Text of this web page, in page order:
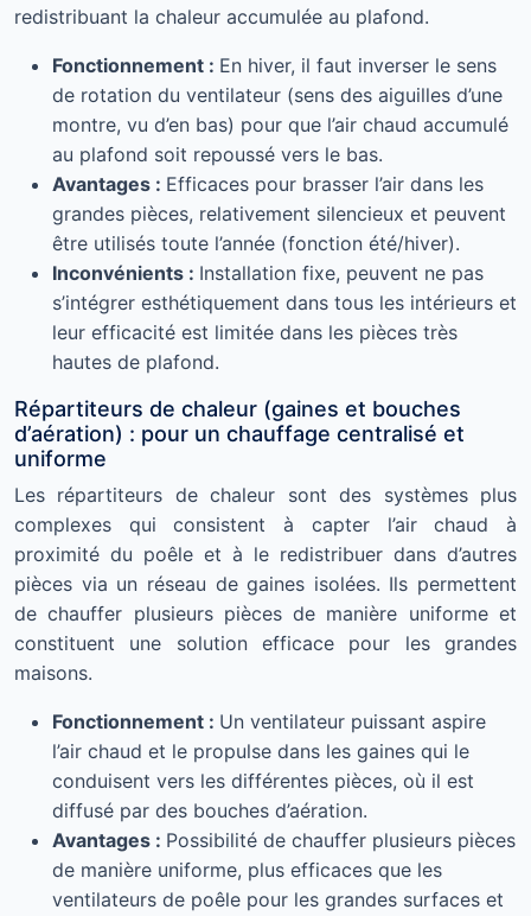
redistribuant la chaleur accumulée au plafond.
Fonctionnement : En hiver, il faut inverser le sens
de rotation du ventilateur (sens des aiguilles d’une
montre, vu d’en bas) pour que l’air chaud accumulé
au plafond soit repoussé vers le bas.
Avantages : Efficaces pour brasser l’air dans les
grandes pièces, relativement silencieux et peuvent
être utilisés toute l’année (fonction été/hiver).
Inconvénients : Installation fixe, peuvent ne pas
s’intégrer esthétiquement dans tous les intérieurs et
leur efficacité est limitée dans les pièces très
hautes de plafond.
Répartiteurs de chaleur (gaines et bouches
d’aération) : pour un chauffage centralisé et
uniforme
Les répartiteurs de chaleur sont des systèmes plus
complexes qui consistent à capter l’air chaud à
proximité du poêle et à le redistribuer dans d’autres
pièces via un réseau de gaines isolées. Ils permettent
de chauffer plusieurs pièces de manière uniforme et
constituent une solution efficace pour les grandes
maisons.
Fonctionnement : Un ventilateur puissant aspire
l’air chaud et le propulse dans les gaines qui le
conduisent vers les différentes pièces, où il est
diffusé par des bouches d’aération.
Avantages : Possibilité de chauffer plusieurs pièces
de manière uniforme, plus efficaces que les
ventilateurs de poêle pour les grandes surfaces et